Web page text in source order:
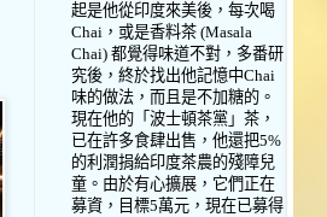
起是他從印度來美後，每次喝
Chai ，或是香料茶 (Masala
Chai) 都覺得味道不對，多番研
究後，終於找出他記憶中Chai
味的做法，而且是不加糖的。
現在他的「波士頓茶黨」茶，
已在許多食肆出售，他還把5%
的利潤捐給印度茶農的殘障兒
童。由於有心擴展，它們正在
募資，目標5萬元，現在已募得